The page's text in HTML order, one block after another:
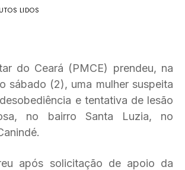
LIDOS
do Ceará (PMCE) prendeu, na
sábado (2), uma mulher suspeita
e tentativa de lesão
no bairro Santa Luzia, no
após solicitação de apoio da